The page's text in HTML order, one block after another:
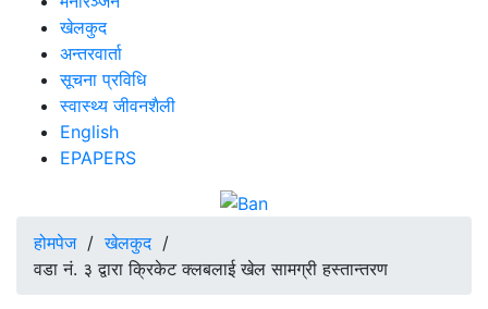
खेलकुद
अन्तरवार्ता
सूचना प्रविधि
स्वास्थ्य जीवनशैली
English
EPAPERS
होमपेज/खेलकुद/
वडा नं. ३ द्वारा क्रिकेट क्लबलाई खेल सामग्री हस्तान्तरण